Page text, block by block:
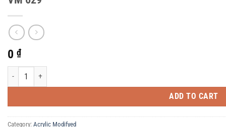
0 ₫
VM 629 quantity
ADD TO CART
Category: Acrylic Modifyed